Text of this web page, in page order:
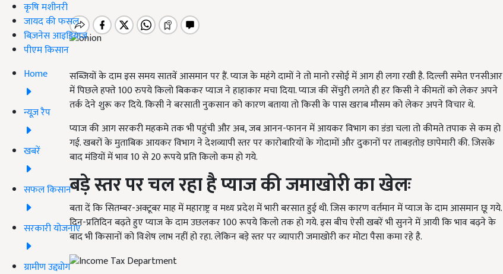
कृषि मशीनरी
जायद की फसल
बिज़नेस आइडियाज
पीएम किसान
Home
न्यूज़ रैप
खबरें
सफल किसान
सरकारी योजनाएं
ग्रामीण उद्द्योग
सब्जियों के दाम इस समय सातवें आसमान पर हैं. प्याज के महंगे दामों ने तो मानो रसोई में आग ही लगा रखी है. दिल्ली समेत एनसीआर
में पिछले हफ्ते 100 रुपये किलो बिककर प्याज ने हाहाकार मचा दिया. प्याज की सेंचुरी लगते ही हर किसी ने कीमतों को लेकर अपने
तर्क देने शुरू कर दिये. किसी ने बरसाती नुकसान को कारण बताया तो किसी के पास खराब मौसम को लेकर अपने विचार थे.
प्याज की आग सरकरी महकमे तक भी पहुंची और अब, जब आनन-फानन में आयकर विभाग का डंडा चला तो कीमते तपाक से कम हो
गई. खबरों के मुताबिक आयकर विभाग ने देशव्यापी स्तर पर कारोबारियों के गोदामों और दुकानों पर ताबड़तोड़ छापेमारी की. जिसके
बाद मंडियों में भाव 10 से 20 रूपये प्रति किलो कम हो गये.
बड़े स्तर पर चल रहा है प्याज की जमाखोरी का खेलः
बता दें कि सितम्बर-अक्टूबर माह में महाराष्ट्र व मध्य प्रदेश में भारी बरसात हुई थी. जिस कारण वर्तमान में प्याज के दाम आसमान छू गये.
दिन-प्रतिदिन बढ़ते हुए प्याज के दाम उछलकर 100 रूपये किलो तक हो गये. इस बीच ऐसी खबरें भी सुनने में आयी कि भाव बढ़ने के
बाद भी किसानों को विशेष लाभ नहीं हो रहा. लेकिन बड़े स्तर पर व्यापारी जमाखोरी कर मोटा पैसा कमा रहे है.